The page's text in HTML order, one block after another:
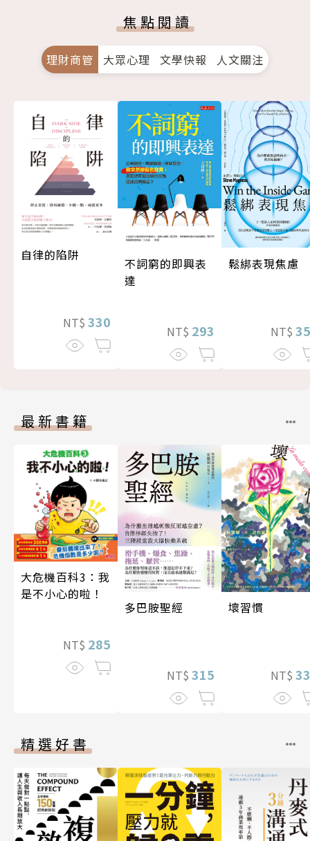
焦點閱讀
理財商管 大眾心理 文學快報 人文關注
自律的陷阱
NT$ 330
不詞窮的即興表
達
NT$ 293
鬆綁表現焦慮
NT$
最新書籍
大危機百科3：我
是不小心的啦！
NT$ 285
多巴胺聖經
NT$ 315
壞習慣
NT$
精選好書